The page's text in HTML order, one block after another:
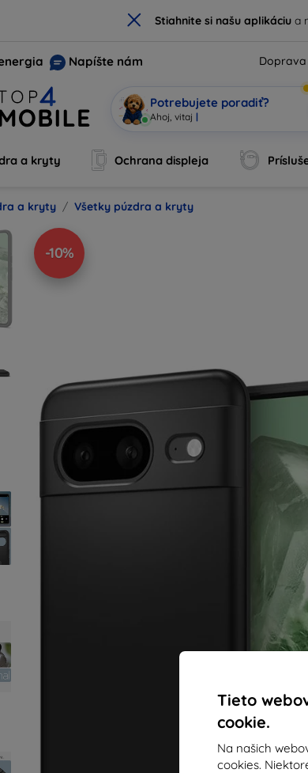
× Stiahnite si našu aplikáciua
Tieto
cookie.
Na našich
cookies.
Napíšte nám
Potrebujete poradiť?
Som M|
a kryty Ochrana displeja
a kryty Všetky púzdra a kryty
-10%